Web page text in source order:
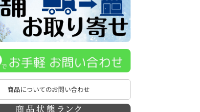
商品についてのお問い合わせ